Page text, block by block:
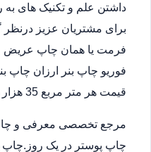
داشتن علم و تکنیک های
برای مشتریان عزیز درنظر
فرمت یا همان چاپ عریض
قیمت هر متر مربع 35 هزار تومان تولید می شود
مرجع تخصصی معرفی و چاپ
چاپ پوستر در یک روز.چاپ